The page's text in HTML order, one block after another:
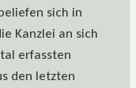
sich in
Kanzlei an sich
erfassten
den letzten